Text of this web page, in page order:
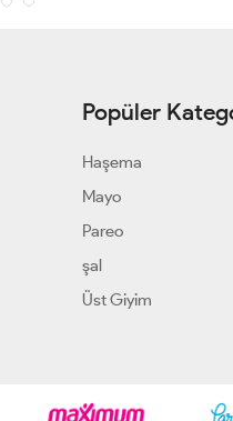
Popüler
Haşema
Mayo
Pareo
şal
Üst Giyim